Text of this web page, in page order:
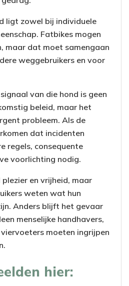
ligt zowel bij individuele
Fatbikes mogen
maar dat moet samengaan
weggebruikers en voor
van die hond is geen
beleid, maar het
probleem. Als de
dat incidenten
regels, consequente
voorlichting nodig.
en vrijheid, maar
weten wat hun
Anders blijft het gevaar
menselijke handhavers,
moeten ingrijpen
hier: